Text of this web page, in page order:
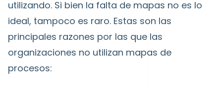
utilizando. Si bien la falta de mapas no es lo
ideal, tampoco es raro. Estas son las
principales razones por las que las
organizaciones no utilizan mapas de
procesos: